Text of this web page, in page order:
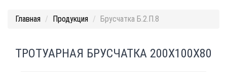
Главная Продукция Брусчатка Б.2.П.8
ТРОТУАРНАЯ БРУСЧАТКА 200X100X80